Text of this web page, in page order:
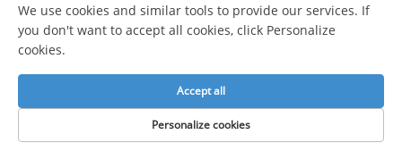
veikia LED šviestuvų, maitinimo šaltinių, reguliuojamųjų
prietaisų, segmentinių šviesos dėžučių srityje,ištemptų
šaltinių tyrimai ir plėtojimas, gamyba, pardavimai bei
aptarnavimas. Įmonės gamykla įsikūrusi Šanchajuje, jos
We use cookies and similar tools to provide our services. If
you don't want to accept all cookies, click Personalize
cookies.
Personalize cookies
Accept all